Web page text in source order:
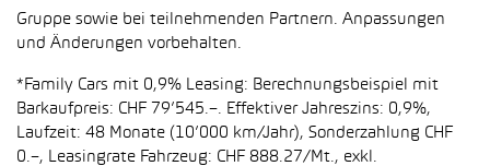
Gruppe sowie bei teilnehmenden Partnern. Anpassungen
und Änderungen vorbehalten.
*Family Cars mit 0,9% Leasing: Berechnungsbeispiel mit
Barkaufpreis: CHF 79’545.–. Effektiver Jahreszins: 0,9%,
Laufzeit: 48 Monate (10’000 km/Jahr), Sonderzahlung CHF
0.–, Leasingrate Fahrzeug: CHF 888.27/Mt., exkl.